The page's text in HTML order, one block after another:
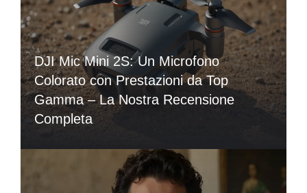
DJI Mic Mini 2S: Un Microfono
Colorato con Prestazioni da Top
Gamma – La Nostra Recensione
Completa